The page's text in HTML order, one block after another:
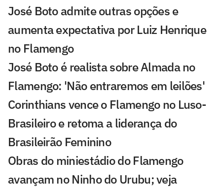
José Boto admite outras opções e
aumenta expectativa por Luiz Henrique
no Flamengo
José Boto é realista sobre Almada no
Flamengo: 'Não entraremos em leilões'
Corinthians vence o Flamengo no Luso-
Brasileiro e retoma a liderança do
Brasileirão Feminino
Obras do miniestádio do Flamengo
avançam no Ninho do Urubu; veja